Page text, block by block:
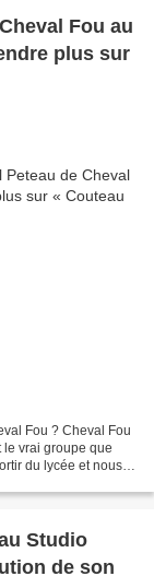
Fou au
plus sur
Fou ? Cheval Fou
le vrai groupe que
du lycée et nous
Studio
de son